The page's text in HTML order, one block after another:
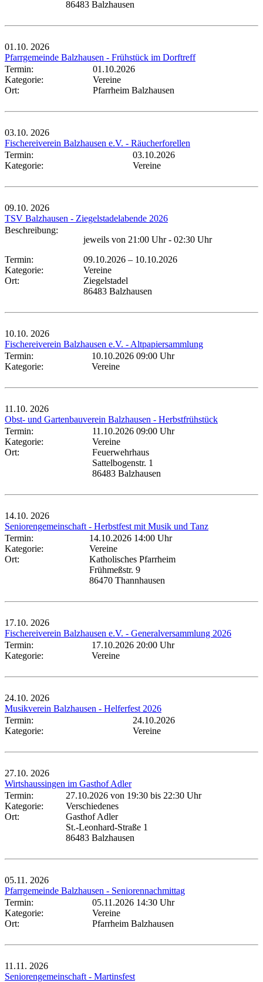
86483 Balzhausen
01.10. 2026
Pfarrgemeinde Balzhausen - Frühstück im Dorftreff
Termin:
01.10.2026
Kategorie:
Vereine
Ort:
Pfarrheim Balzhausen
03.10. 2026
Fischereiverein Balzhausen e.V. - Räucherforellen
Termin:
03.10.2026
Kategorie:
Vereine
09.10. 2026
TSV Balzhausen - Ziegelstadelabende 2026
Beschreibung:
jeweils von 21:00 Uhr - 02:30 Uhr
Termin:
09.10.2026 – 10.10.2026
Kategorie:
Vereine
Ort:
Ziegelstadel
86483 Balzhausen
10.10. 2026
Fischereiverein Balzhausen e.V. - Altpapiersammlung
Termin:
10.10.2026 09:00 Uhr
Kategorie:
Vereine
11.10. 2026
Obst- und Gartenbauverein Balzhausen - Herbstfrühstück
Termin:
11.10.2026 09:00 Uhr
Kategorie:
Vereine
Ort:
Feuerwehrhaus
Sattelbogenstr. 1
86483 Balzhausen
14.10. 2026
Seniorengemeinschaft - Herbstfest mit Musik und Tanz
Termin:
14.10.2026 14:00 Uhr
Kategorie:
Vereine
Ort:
Katholisches Pfarrheim
Frühmeßstr. 9
86470 Thannhausen
17.10. 2026
Fischereiverein Balzhausen e.V. - Generalversammlung 2026
Termin:
17.10.2026 20:00 Uhr
Kategorie:
Vereine
24.10. 2026
Musikverein Balzhausen - Helferfest 2026
Termin:
24.10.2026
Kategorie:
Vereine
27.10. 2026
Wirtshaussingen im Gasthof Adler
Termin:
27.10.2026 von 19:30 bis 22:30 Uhr
Kategorie:
Verschiedenes
Ort:
Gasthof Adler
St.-Leonhard-Straße 1
86483 Balzhausen
05.11. 2026
Pfarrgemeinde Balzhausen - Seniorennachmittag
Termin:
05.11.2026 14:30 Uhr
Kategorie:
Vereine
Ort:
Pfarrheim Balzhausen
11.11. 2026
Seniorengemeinschaft - Martinsfest